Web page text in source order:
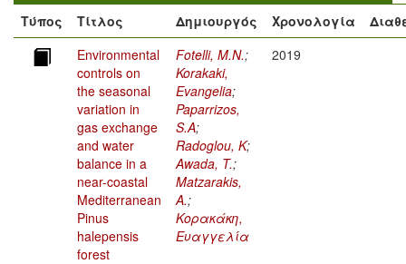
Τύπος
Τίτλος Δημιουργός Χρονολογία
Environmental
controls on
the seasonal
variation in
gas exchange
and water
balance in a
near-coastal
Mediterranean
Pinus
halepensis
forest
Fotelli, M.N.;
Korakaki,
Evangelia;
Paparrizos,
S.A;
Radoglou, K;
Awada, T.;
Matzarakis,
A.;
Κορακάκη,
Ευαγγελία
2019